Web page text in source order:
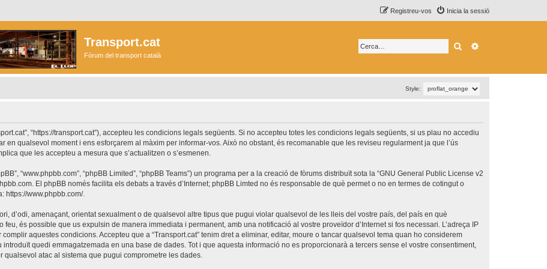
Inicia la sessió
Registreu-vos
Transport.cat
Fòrum del transport català
Cerca
Style:
“https://transport.cat”), accepteu les condicions legals següents. Si no accepteu totes les condicions legals següents, si us plau no accediu
en qualsevol moment i ens esforçarem al màxim per informar-vos. Això no obstant, és recomanable que les reviseu regularment ja que l’ús
que les accepteu a mesura que s’actualitzen o s’esmenen.
“www.phpbb.com”, “phpBB Limited”, “phpBB Teams”) un programa per a la creació de fòrums distribuït sota la “GNU General Public License v2
. El phpBB només facilita els debats a través d’Internet; phpBB Limted no és responsable de què permet o no en termes de cotingut o
https://www.phpbb.com/.
d’odi, amenaçant, orientat sexualment o de qualsevol altre tipus que pugui violar qualsevol de les lleis del vostre país, del país en què
és possible que us expulsin de manera immediata i permanent, amb una notificació al vostre proveïdor d’Internet si fos necessari. L’adreça IP
aquestes condicions. Accepteu que a “Transport.cat” tenim dret a eliminar, editar, moure o tancar qualsevol tema quan ho considerem
quedi emmagatzemada en una base de dades. Tot i que aquesta informació no es proporcionarà a tercers sense el vostre consentiment,
atac al sistema que pugui comprometre les dades.